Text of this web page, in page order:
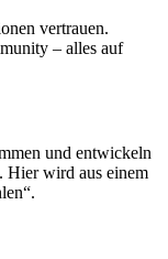
vertrauen.
– alles auf
und entwickeln
Hier wird aus einem